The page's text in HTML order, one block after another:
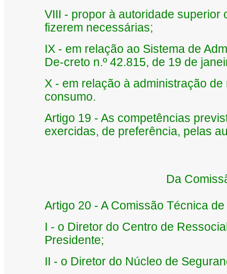
VIII - propor à autoridade
fizerem necessárias;
IX - em relação ao Sistema de
De-creto n.º 42.815, de 19 de
X - em relação à administração
consumo.
Artigo 19 - As competências
exercidas, de preferência, pelas
Da
Artigo 20 - A Comissão Técnica
I - o Diretor do Centro de
Presidente;
II - o Diretor do Núcleo de